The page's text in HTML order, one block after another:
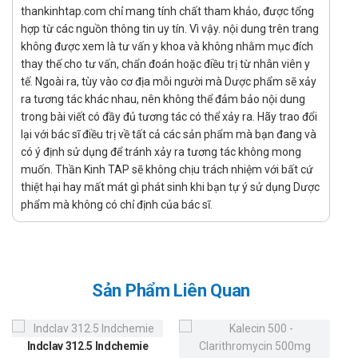
thải Creatinine 60 ml/ phút hoặc cao hơn. Những bệnh
nhân có độ thanh thải từ 21 – 60 ml/ phút hoặc người
đang chạy thận nhân tạo có thể dùng liều 300 mg/ ngày
với khoảng cách giãn liều như bình thường. Những bệnh
nhân có độ thanh thải < 20 ml/ phút hoặc bệnh nhân đang
thẩm tách phúc mạc có thể dùng liều 200 mg/ngày với
khoảng cách giãn liều như bình thường.
Tương tác
Probenecid: Làm tăng nồng độ đỉnh và AUC của Cefixim
trong máu, đồng thời làm giảm độ thanh thải của thận và
thể tích phân bố của thuốc.
nồng độ carbamazepin trong huyết tương, dẫn đến nguy
cơ ngộ độc thuốc.
thankinhtap.com chỉ mang tính chất tham khảo, được tổng
hợp từ các nguồn thông tin uy tín. Vì vậy. nội dung trên trang
không được xem là tư vấn y khoa và không nhằm mục đích
thay thế cho tư vấn, chẩn đoán hoặc điều trị từ nhân viên y
tế. Ngoài ra, tùy vào cơ địa mỗi người mà Dược phẩm sẽ xảy
ra tương tác khác nhau, nên không thể đảm bảo nội dung
trong bài viết có đầy đủ tương tác có thể xảy ra. Hãy trao đổi
lại với bác sĩ điều trị về tất cả các sản phẩm mà bạn đang và
có ý định sử dụng để tránh xảy ra tương tác không mong
muốn. Thần Kinh TAP sẽ không chịu trách nhiệm với bất cứ
thiệt hại hay mất mát gì phát sinh khi bạn tự ý sử dụng Dược
phẩm mà không có chỉ định của bác sĩ.
Sản Phẩm Liên Quan
Indclav 312.5 Indchemie